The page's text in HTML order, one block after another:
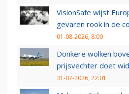
VisionSafe wijst
gevaren rook in de
01-08-2026, 8:00
Donkere wolken
prijsvechter doet
31-07-2026, 22:01